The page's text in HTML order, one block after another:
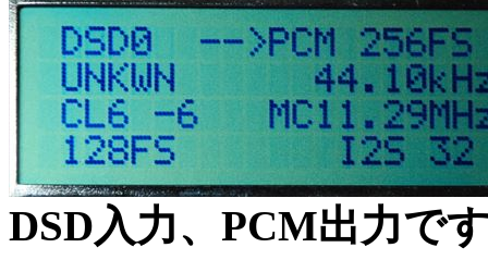
DSD入力、PCM出力で